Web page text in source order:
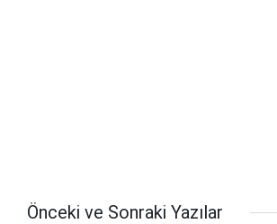
Önceki ve Sonraki Yazılar